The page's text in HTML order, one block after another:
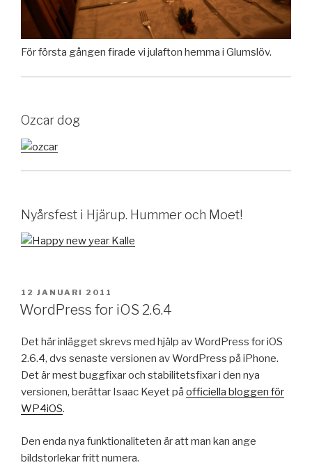
För första gången firade vi julafton hemma i Glumslöv.
Ozcar dog
Nyårsfest i Hjärup. Hummer och Moet!
PUBLICERAT
12 JANUARI 2011
WordPress for iOS 2.6.4
Det här inlägget skrevs med hjälp av WordPress for iOS
2.6.4, dvs senaste versionen av WordPress på iPhone.
Det är mest buggfixar och stabilitetsfixar i den nya
versionen, berättar Isaac Keyet på officiella bloggen för
WP4iOS.
Den enda nya funktionaliteten är att man kan ange
bildstorlekar fritt numera.